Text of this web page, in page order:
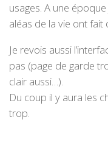
usages. A une
aléas de la vie ont fait
Je revois aussi
pas (page de garde
clair aussi…).
Du coup il y aura les
trop.